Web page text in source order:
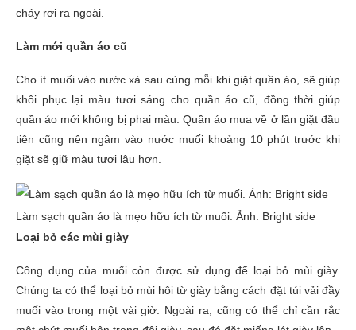
cháy rơi ra ngoài.
Làm mới quần áo cũ
Cho ít muối vào nước xả sau cùng mỗi khi giặt quần áo, sẽ giúp
khôi phục lại màu tươi sáng cho quần áo cũ, đồng thời giúp
quần áo mới không bị phai màu. Quần áo mua về ở lần giặt đầu
tiên cũng nên ngâm vào nước muối khoảng 10 phút trước khi
giặt sẽ giữ màu tươi lâu hơn.
Làm sạch quần áo là mẹo hữu ích từ muối. Ảnh: Bright side
Loại bỏ các mùi giày
Công dụng của muối còn được sử dụng để loại bỏ mùi giày.
Chúng ta có thể loại bỏ mùi hôi từ giày bằng cách đặt túi vải đầy
muối vào trong một vài giờ. Ngoài ra, cũng có thể chỉ cần rắc